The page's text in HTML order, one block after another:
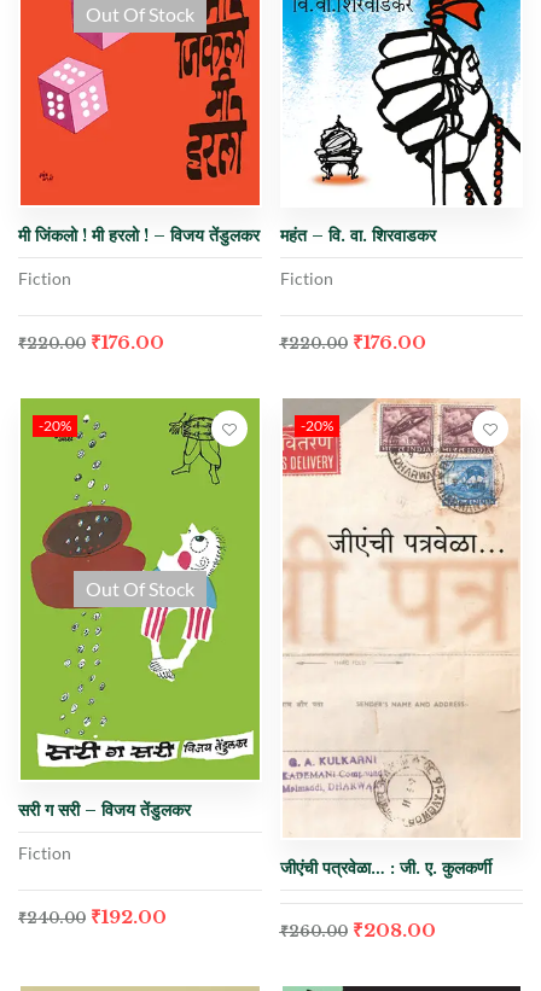
Out Of Stock
मी जिंकलो ! मी हरलो ! – विजय तेंडुलकर
Fiction
₹220.00 ₹176.00
महंत – वि. वा. शिरवाडकर
Fiction
₹220.00 ₹176.00
-20%
Out Of Stock
सरी ग सरी – विजय तेंडुलकर
Fiction
₹240.00 ₹192.00
-20%
जीएंची पत्रवेळा… : जी. ए. कुलकर्णी
₹260.00 ₹208.00